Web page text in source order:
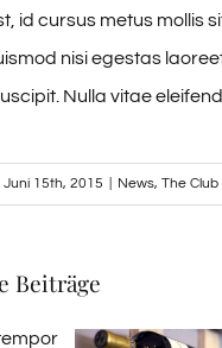
id cursus metus mollis
nisi egestas
Nulla vitae
Juni 15th, 2015 News, The Club
Beiträge